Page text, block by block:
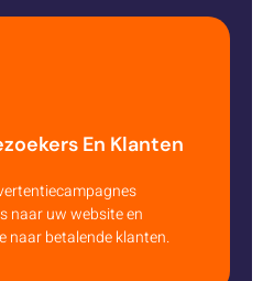
En Klanten
naar uw website en
naar betalende klanten.